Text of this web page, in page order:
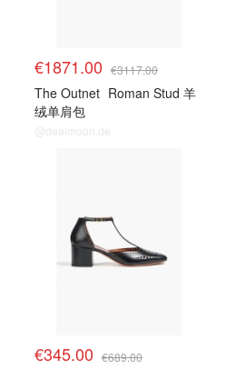
€1871.00 €3117.00
The Outnet Roman Stud 羊
绒单肩包
@dealmoon.de
€345.00 €689.00